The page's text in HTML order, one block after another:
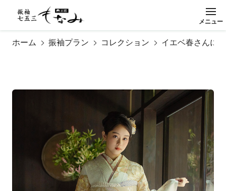
メニ ュ ー
ホーム 振袖プラン コレクション イエベ春さんに